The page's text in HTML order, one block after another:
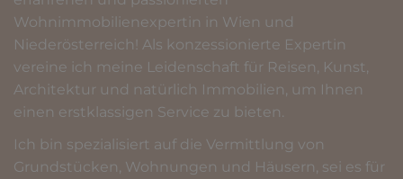
Wohnimmobilienexpertin in Wien und
Niederösterreich! Als konzessionierte Expertin
vereine ich meine Leidenschaft für Reisen, Kunst,
Architektur und natürlich Immobilien, um Ihnen
einen erstklassigen Service zu bieten.
Ich bin spezialisiert auf die Vermittlung von
Grundstücken, Wohnungen und Häusern, sei es für